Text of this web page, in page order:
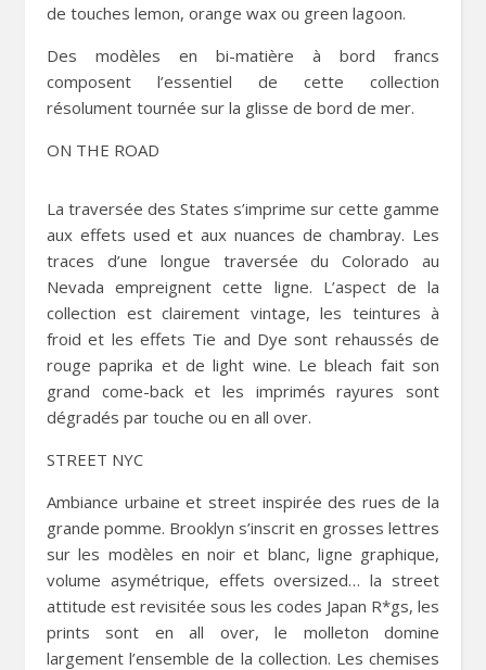
de touches lemon, orange wax ou green lagoon.
Des modèles en bi-matière à bord francs
composent l’essentiel de cette collection
résolument tournée sur la glisse de bord de mer.
ON THE ROAD
La traversée des States s’imprime sur cette gamme
aux effets used et aux nuances de chambray. Les
traces d’une longue traversée du Colorado au
Nevada empreignent cette ligne. L’aspect de la
collection est clairement vintage, les teintures à
froid et les effets Tie and Dye sont rehaussés de
rouge paprika et de light wine. Le bleach fait son
grand come-back et les imprimés rayures sont
dégradés par touche ou en all over.
STREET NYC
Ambiance urbaine et street inspirée des rues de la
grande pomme. Brooklyn s’inscrit en grosses lettres
sur les modèles en noir et blanc, ligne graphique,
volume asymétrique, effets oversized… la street
attitude est revisitée sous les codes Japan R*gs, les
prints sont en all over, le molleton domine
largement l’ensemble de la collection. Les chemises